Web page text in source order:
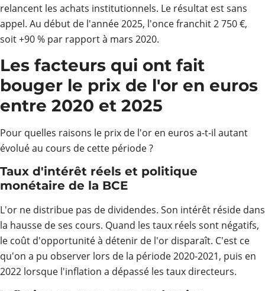
relancent les achats institutionnels. Le résultat est sans
appel. Au début de l'année 2025, l'once franchit 2 750 €,
soit +90 % par rapport à mars 2020.
Les facteurs qui ont fait
bouger le prix de l'or en euros
entre 2020 et 2025
Pour quelles raisons le prix de l'or en euros a-t-il autant
évolué au cours de cette période ?
Taux d'intérêt réels et politique
monétaire de la BCE
L'or ne distribue pas de dividendes. Son intérêt réside dans
la hausse de ses cours. Quand les taux réels sont négatifs,
le coût d'opportunité à détenir de l'or disparaît. C'est ce
qu'on a pu observer lors de la période 2020-2021, puis en
2022 lorsque l'inflation a dépassé les taux directeurs.